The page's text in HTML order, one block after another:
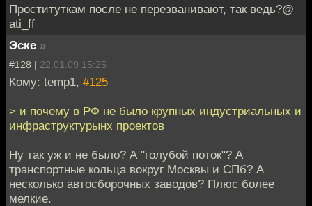
Проституткам после не перезванивают, так ведь?@
ati_ff
Эске »
#128 | 22.01.09 15:25
Кому: temp1, #125
> и почему в РФ не было крупных индустриальных и
инфраструктурынх проектов
Ну так уж и не было? А "голубой поток"? А
транспортные кольца вокруг Москвы и СПб? А
несколько автосборочных заводов? Плюс более
мелкие.